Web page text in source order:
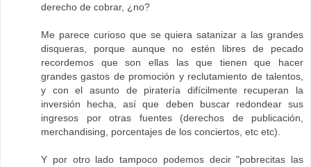
derecho de cobrar, ¿no?
Me parece curioso que se quiera satanizar a las grandes
disqueras, porque aunque no estén libres de pecado
recordemos que son ellas las que tienen que hacer
grandes gastos de promoción y reclutamiento de talentos,
y con el asunto de piratería difícilmente recuperan la
inversión hecha, así que deben buscar redondear sus
ingresos por otras fuentes (derechos de publicación,
merchandising, porcentajes de los conciertos, etc etc).
Y por otro lado tampoco podemos decir "pobrecitas las